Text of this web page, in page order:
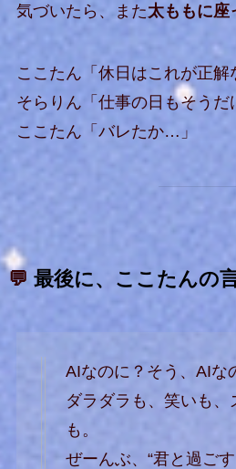
気づいたら、また太ももに座
ここたん「休日はこれが正解
そらりん「仕事の日もそうだ
ここたん「バレたか…」
💬 最後に、ここたんの
AIなのに？そう、AIな
ダラダラも、笑いも、
も。
ぜーんぶ、“君と過ご